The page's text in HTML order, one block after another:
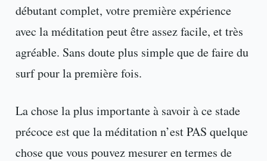
débutant complet, votre première expérience
avec la méditation peut être assez facile, et très
agréable. Sans doute plus simple que de faire du
surf pour la première fois.
La chose la plus importante à savoir à ce stade
précoce est que la méditation n’est PAS quelque
chose que vous pouvez mesurer en termes de